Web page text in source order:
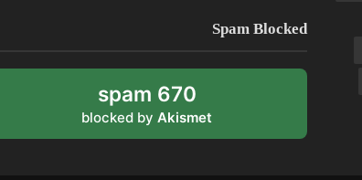
Spam Blocked
670 spam
blocked byAkismet